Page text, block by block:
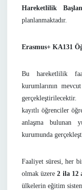
Hareketlilik
planlanmaktadır.
Erasmus+ KA131
Bu hareketlilik
kurumlarının
kayıtlı öğrenciler
anlaşma bulunan
kurumunda
Faaliyet süresi, her
olmak üzere2 ila 12
ülkelerin eğitim